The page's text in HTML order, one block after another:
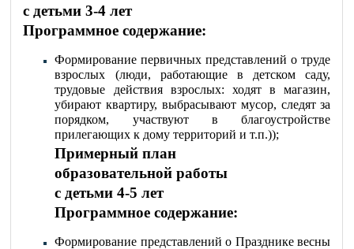
с детьми 3-4 лет
Программное содержание:
Формирование первичных представлений о труде
взрослых (люди, работающие в детском саду,
трудовые действия взрослых: ходят в магазин,
убирают квартиру, выбрасывают мусор, следят за
порядком, участвуют в благоустройстве
прилегающих к дому территорий и т.п.));
Примерный план
образовательной работы
с детьми 4-5 лет
Программное содержание:
Формирование представлений о Празднике весны